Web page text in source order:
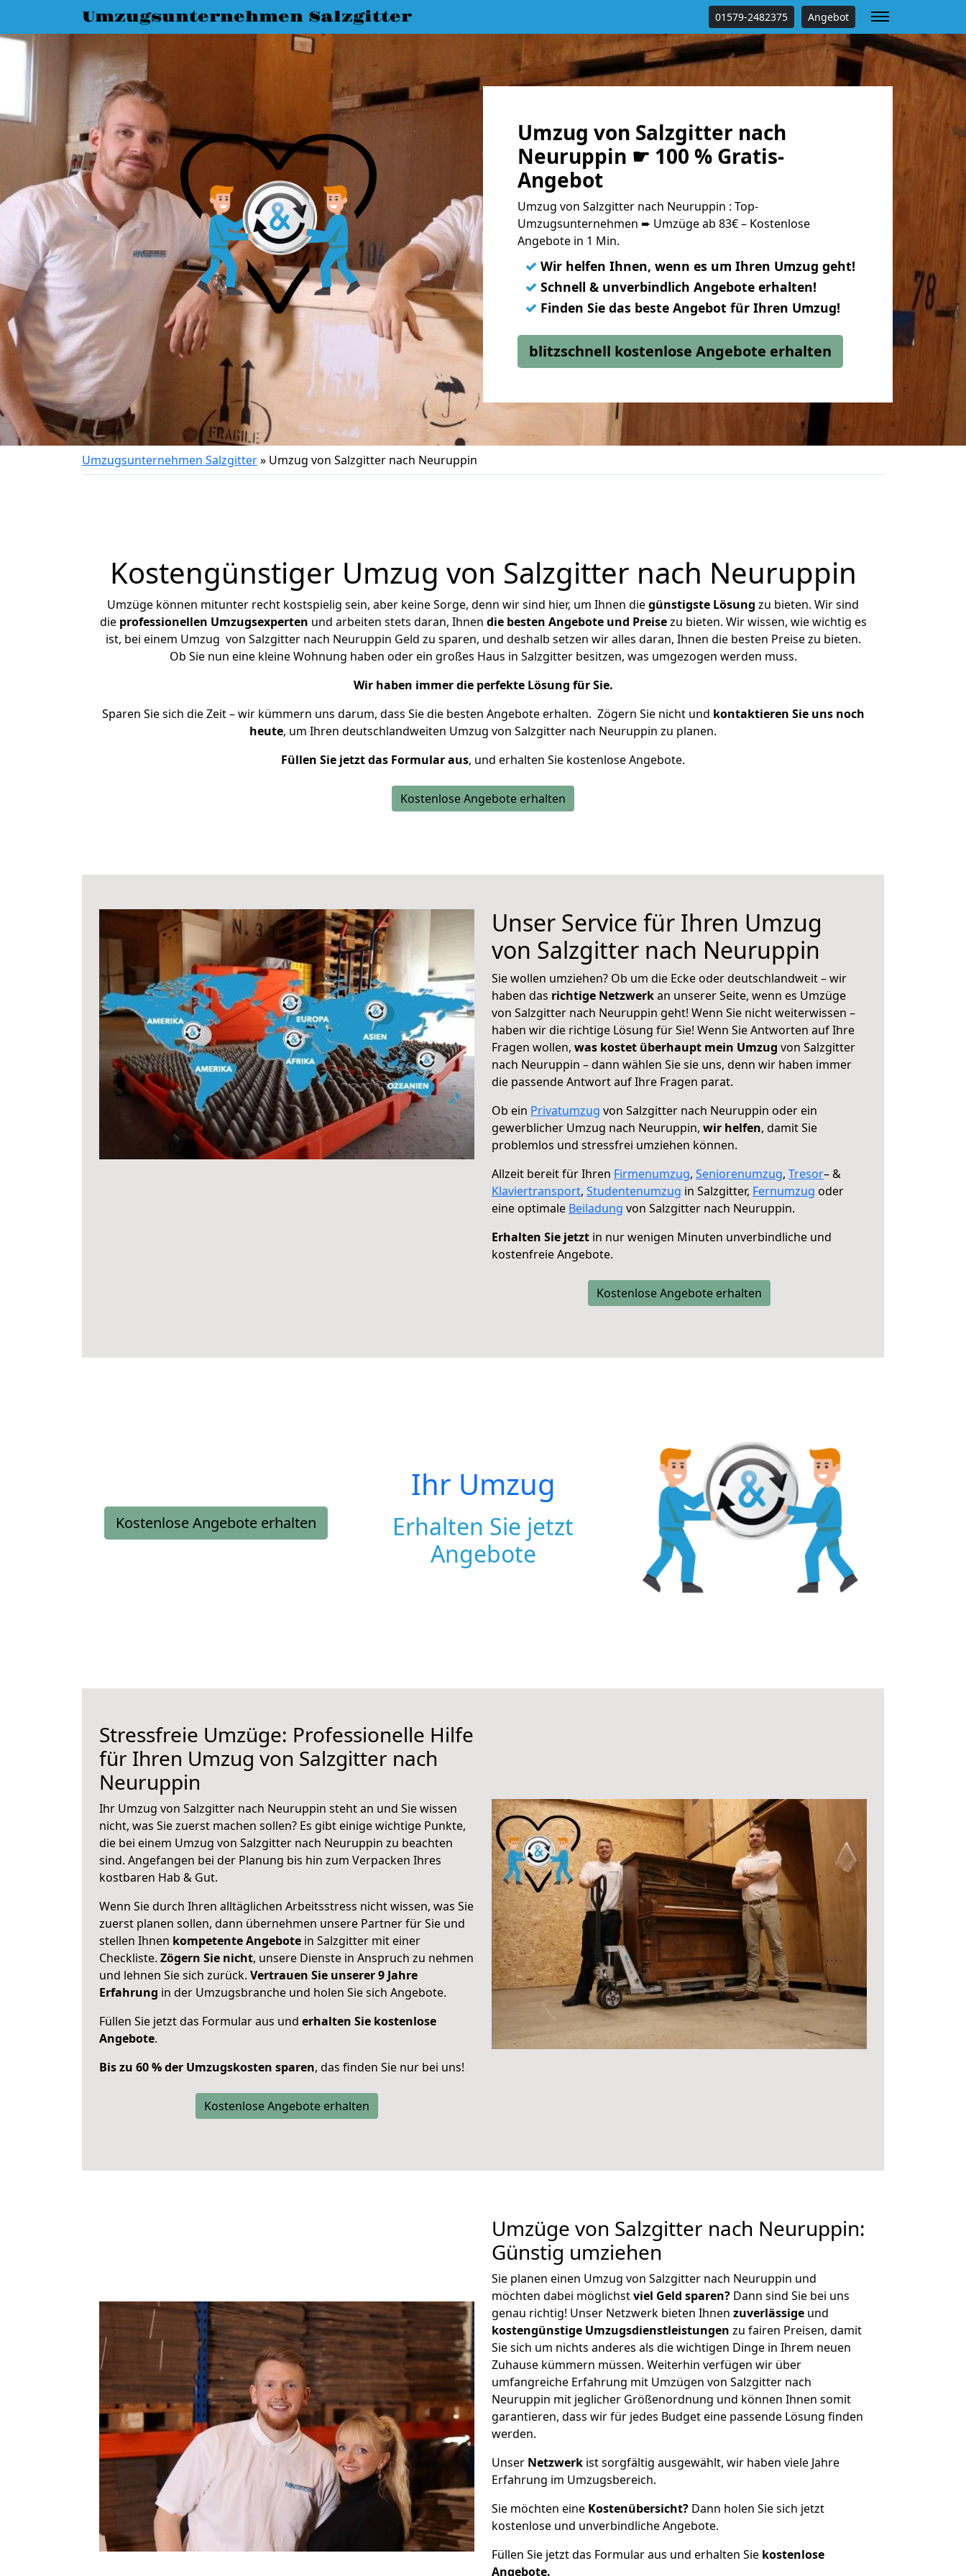
Umzugsunternehmen Salzgitter 01579-2482375 Angebot
Umzug von Salzgitter nach
Neuruppin ☛ 100 % Gratis-
Angebot
Umzug von Salzgitter nach Neuruppin : Top-
Umzugsunternehmen ➨ Umzüge ab 83€ – Kostenlose
Angebote in 1 Min.
✓ Wir helfen Ihnen, wenn es um Ihren Umzug geht!
✓ Schnell & unverbindlich Angebote erhalten!
✓ Finden Sie das beste Angebot für Ihren Umzug!
blitzschnell kostenlose Angebote erhalten
Umzugsunternehmen Salzgitter» Umzug von Salzgitter nach Neuruppin
Kostengünstiger Umzug von Salzgitter nach Neuruppin
Umzüge können mitunter recht kostspielig sein, aber keine Sorge, denn wir sind hier, um Ihnen diegünstigste Lösung zu bieten. Wir sind
die professionellen Umzugsexperten und arbeiten stets daran, Ihnen die besten Angebote und Preisezu bieten. Wir wissen, wie wichtig es
ist, bei einem Umzug von Salzgitter nach Neuruppin Geld zu sparen, und deshalb setzen wir alles daran, Ihnen die besten Preise zu bieten.
Ob Sie nun eine kleine Wohnung haben oder ein großes Haus in Salzgitter besitzen, was umgezogen werden muss.
Wir haben immer die perfekte Lösung für Sie.
Sparen Sie sich die Zeit – wir kümmern uns darum, dass Sie die besten Angebote erhalten. Zögern Sie nicht und kontaktieren Sie uns noch
heute, um Ihren deutschlandweiten Umzug von Salzgitter nach Neuruppin zu planen.
Füllen Sie jetzt das Formular aus, und erhalten Sie kostenlose Angebote.
Kostenlose Angebote erhalten
Unser Service für Ihren Umzug
von Salzgitter nach Neuruppin
Sie wollen umziehen? Ob um die Ecke oder deutschlandweit – wir
haben das richtige Netzwerkan unserer Seite, wenn es Umzüge
von Salzgitter nach Neuruppin geht! Wenn Sie nicht weiterwissen –
haben wir die richtige Lösung für Sie! Wenn Sie Antworten auf Ihre
Fragen wollen, was kostet überhaupt mein Umzug von Salzgitter
nach Neuruppin – dann wählen Sie sie uns, denn wir haben immer
die passende Antwort auf Ihre Fragen parat.
Ob ein Privatumzug von Salzgitter nach Neuruppin oder ein
gewerblicher Umzug nach Neuruppin, wir helfen, damit Sie
problemlos und stressfrei umziehen können.
Allzeit bereit für Ihren Firmenumzug, Seniorenumzug, Tresor– &
Klaviertransport, Studentenumzug in Salzgitter, Fernumzug oder
eine optimale Beiladung von Salzgitter nach Neuruppin.
Erhalten Sie jetzt in nur wenigen Minuten unverbindliche und
kostenfreie Angebote.
Kostenlose Angebote erhalten
Kostenlose Angebote erhalten
Ihr Umzug
Erhalten Sie jetzt
Angebote
Stressfreie Umzüge: Professionelle Hilfe
für Ihren Umzug von Salzgitter nach
Neuruppin
Ihr Umzug von Salzgitter nach Neuruppin steht an und Sie wissen
nicht, was Sie zuerst machen sollen? Es gibt einige wichtige Punkte,
die bei einem Umzug von Salzgitter nach Neuruppin zu beachten
sind. Angefangen bei der Planung bis hin zum Verpacken Ihres
kostbaren Hab & Gut.
Wenn Sie durch Ihren alltäglichen Arbeitsstress nicht wissen, was Sie
zuerst planen sollen, dann übernehmen unsere Partner für Sie und
stellen Ihnen kompetente Angebote in Salzgitter mit einer
Checkliste. Zögern Sie nicht, unsere Dienste in Anspruch zu nehmen
und lehnen Sie sich zurück. Vertrauen Sie unserer 9 Jahre
Erfahrung in der Umzugsbranche und holen Sie sich Angebote.
Füllen Sie jetzt das Formular aus und erhalten Sie kostenlose
Angebote.
Bis zu 60 % der Umzugskosten sparen, das finden Sie nur bei uns!
Kostenlose Angebote erhalten
Umzüge von Salzgitter nach Neuruppin:
Günstig umziehen
Sie planen einen Umzug von Salzgitter nach Neuruppin und
möchten dabei möglichstviel Geld sparen? Dann sind Sie bei uns
genau richtig! Unser Netzwerk bieten Ihnen zuverlässige und
kostengünstige Umzugsdienstleistungen zu fairen Preisen, damit
Sie sich um nichts anderes als die wichtigen Dinge in Ihrem neuen
Zuhause kümmern müssen. Weiterhin verfügen wir über
umfangreiche Erfahrung mit Umzügen von Salzgitter nach
Neuruppin mit jeglicher Größenordnung und können Ihnen somit
garantieren, dass wir für jedes Budget eine passende Lösung finden
werden.
Unser Netzwerk ist sorgfältig ausgewählt, wir haben viele Jahre
Erfahrung im Umzugsbereich.
Sie möchten eine Kostenübersicht? Dann holen Sie sich jetzt
kostenlose und unverbindliche Angebote.
Füllen Sie jetzt das Formular aus und erhalten Sie kostenlose
Angebote.